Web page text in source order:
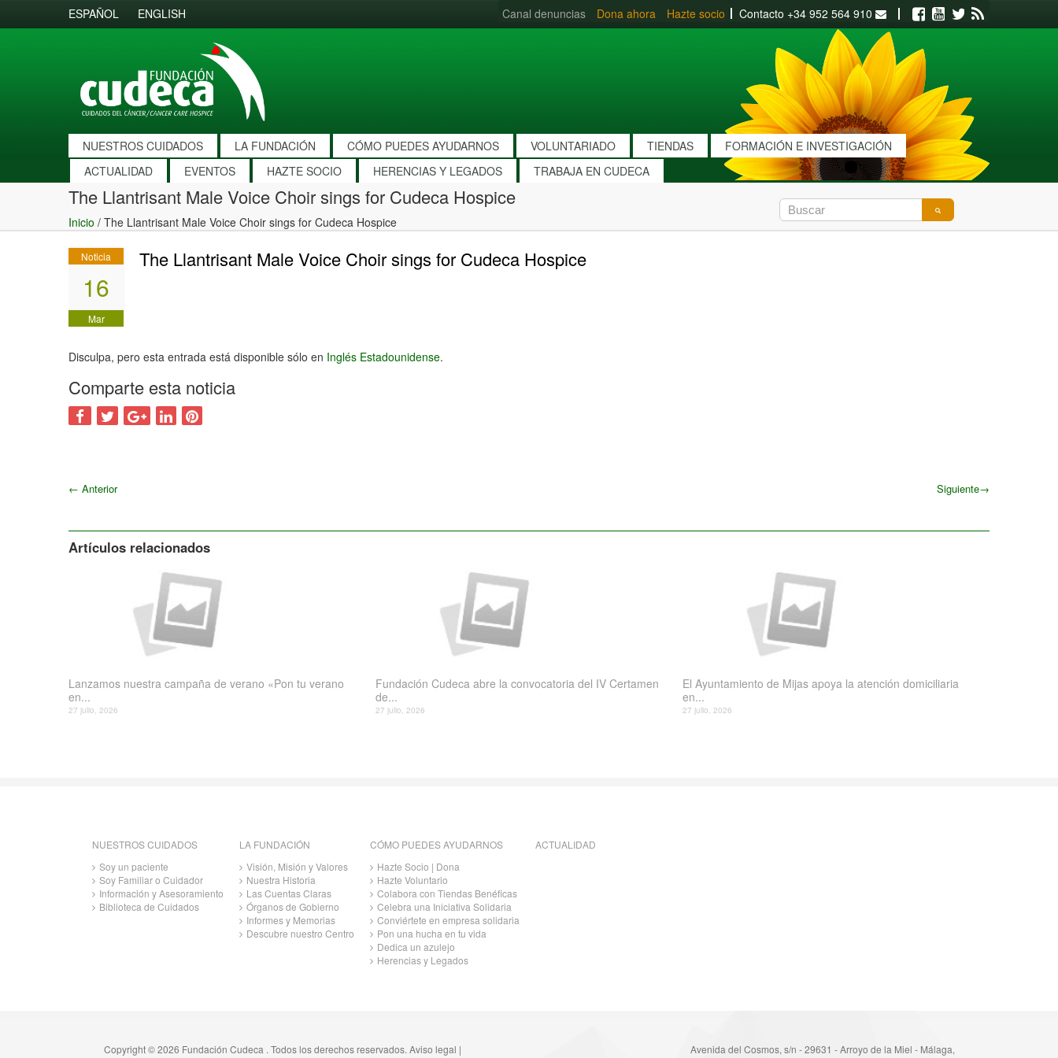
ESPAÑOL ENGLISH Canal denuncias Dona ahora Hazte socio Contacto +34 952 564 910 Facebook
Youtube
Twitter
NUESTROS CUIDADOS LA FUNDACIÓN CÓMO PUEDES AYUDARNOS VOLUNTARIADO TIENDAS
FORMACIÓN E INVESTIGACIÓN
ACTUALIDAD
EVENTOS HAZTE SOCIO HERENCIAS Y LEGADOS TRABAJA EN CUDECA
The Llantrisant Male Voice Choir sings for Cudeca Hospice
Inicio / The Llantrisant Male Voice Choir sings for Cudeca Hospice
Noticia
16
Mar
The Llantrisant Male Voice Choir sings for Cudeca Hospice
Disculpa, pero esta entrada está disponible sólo en Inglés Estadounidense.
Comparte esta noticia
← Anterior Siguiente→
Artículos relacionados
Lanzamos nuestra campaña de verano «Pon tu verano
en...
27 julio, 2026
Fundación Cudeca abre la convocatoria del IV Certamen
de...
27 julio, 2026
El Ayuntamiento de Mijas apoya la atención domiciliaria
en...
27 julio, 2026
NUESTROS CUIDADOS
Soy un paciente
Soy Familiar o Cuidador
Información y Asesoramiento
Biblioteca de Cuidados
LA FUNDACIÓN
Visión, Misión y Valores
Nuestra Historia
Las Cuentas Claras
Órganos de Gobierno
Informes y Memorias
Descubre nuestro Centro
CÓMO PUEDES AYUDARNOS
Hazte Socio | Dona
Hazte Voluntario
Colabora con Tiendas Benéficas
Celebra una Iniciativa Solidaria
Conviértete en empresa solidaria
Pon una hucha en tu vida
Dedica un azulejo
Herencias y Legados
ACTUALIDAD
Copyright © 2026 Fundación Cudeca . Todos los derechos reservados. Aviso legal |
Avenida del Cosmos, s/n - 29631 - Arroyo de la Miel - Málaga,